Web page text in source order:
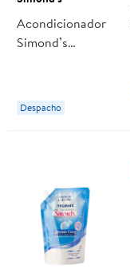
Acondicionador
Simond’s
Colágeno+b76
Despacho